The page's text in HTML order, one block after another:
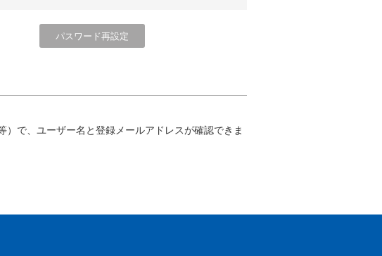
で、ユーザー名と登録メールアドレスが確認できま